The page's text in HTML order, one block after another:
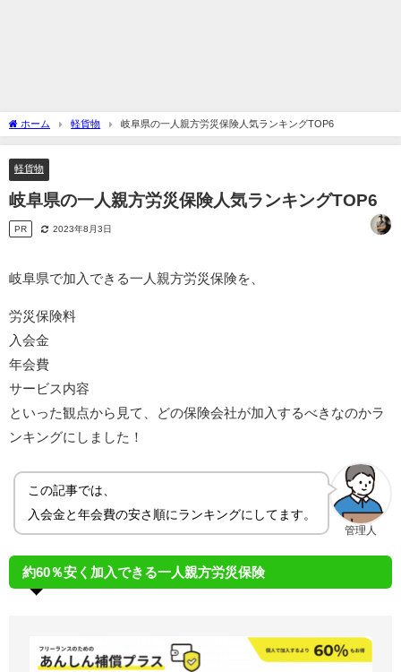
ホーム 軽貨物 岐阜県の一人親方労災保険人気ランキングTOP6
軽貨物
岐阜県の一人親方労災保険人気ランキングTOP6
PR 2023年8月3日
岐阜県で加入できる一人親方労災保険を、
労災保険料
入会金
年会費
サービス内容
といった観点から見て、どの保険会社が加入するべきなのかラ
ンキングにしました！
管理人
この記事では、
入会金と年会費の安さ順にランキングにしてます。
約60％安く加入できる一人親方労災保険